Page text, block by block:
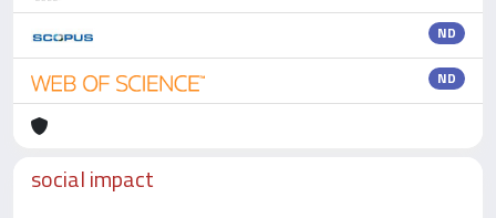
ND
ND
social impact